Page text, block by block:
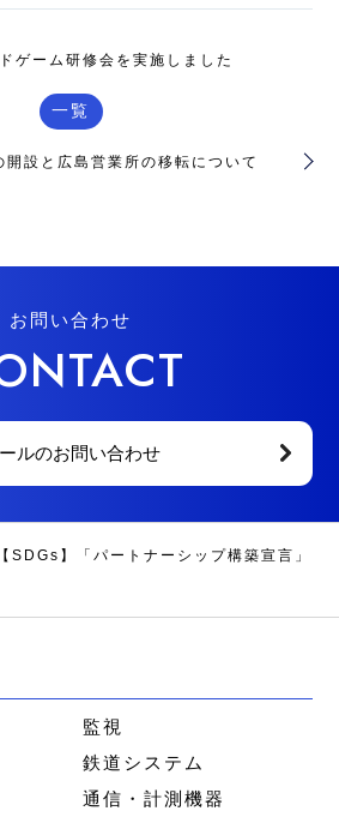
ゲーム研修会を実施しました
一覧
開設と広島営業所の移転について
お問い合わせ
ルのお問い合わせ
【SDGs】「パートナーシップ構築宣言」
監視
鉄道システム
通信・計測機器